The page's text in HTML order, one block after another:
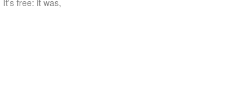
free: it was,